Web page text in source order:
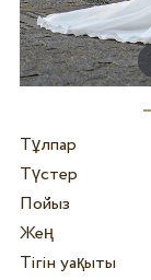
Тұлпар
Түстер
Пойыз
Жең
Тігін уақыты